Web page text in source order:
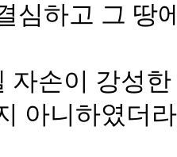
심하고 그 땅
자손이 강성
아니하였더라